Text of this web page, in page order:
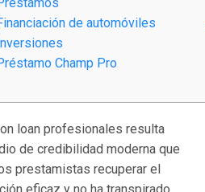
4
de automóviles
Champ Pro
loan profesionales resulta
de credibilidad moderna que
prestamistas recuperar el